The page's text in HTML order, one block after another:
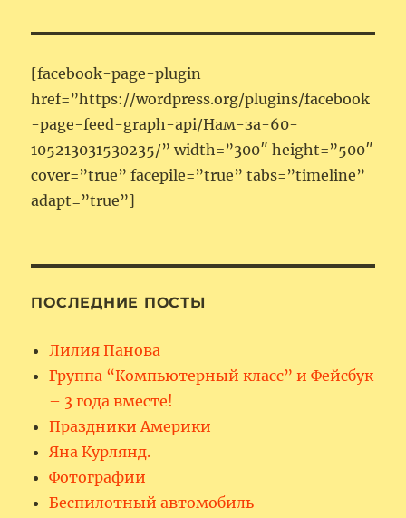
[facebook-page-plugin
href=”https://wordpress.org/plugins/facebook
-page-feed-graph-api/Нам-за-60-
105213031530235/” width=”300″ height=”500″
cover=”true” facepile=”true” tabs=”timeline”
adapt=”true”]
ПОСЛЕДНИЕ ПОСТЫ
Лилия Панова
Группа “Компьютерный класс” и Фейсбук
– 3 года вместе!
Праздники Америки
Яна Курлянд.
Фотографии
Беспилотный автомобиль